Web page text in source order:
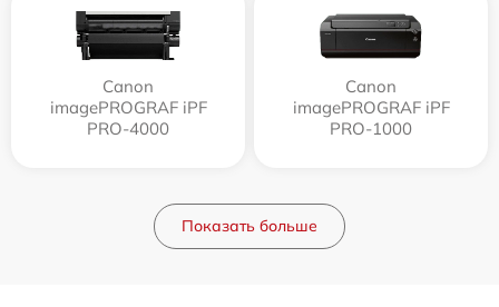
Canon
imagePROGRAF iPF
PRO-4000
Canon
imagePROGRAF iPF
PRO-1000
Показать больше